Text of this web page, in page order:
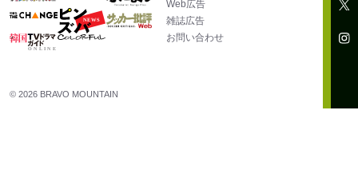
Web広告
雑誌広告
お問い合わせ
© 2026 BRAVO MOUNTAIN